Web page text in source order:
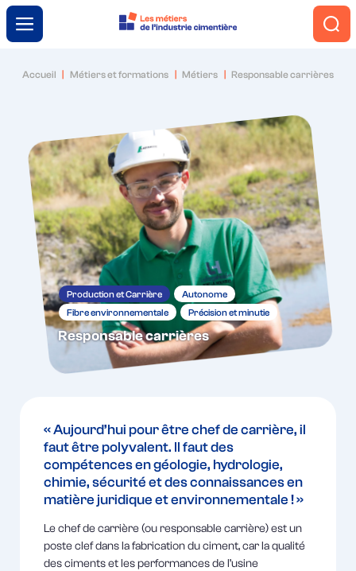
Menu
Engagement et innovation
Le ciment autrement
Métiers et formations
Trouver ma voie
Accueil Métiers et formations Métiers Responsable carrières
Production et Carrière
Autonome
Fibre environnementale
Précision et minutie
Responsable carrières
« Aujourd’hui pour être chef de carrière, il
faut être polyvalent. Il faut des
compétences en géologie, hydrologie,
chimie, sécurité et des connaissances en
matière juridique et environnementale ! »
Le chef de carrière (ou responsable carrière) est un
poste clef dans la fabrication du ciment, car la qualité
des ciments et les performances de l’usine